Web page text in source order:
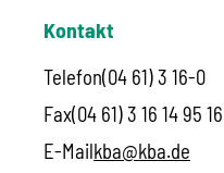
Kontakt
Telefon(04 61) 3 16-0
Fax(04 61) 3 16 1495 16
E-Mailkba@kba.de